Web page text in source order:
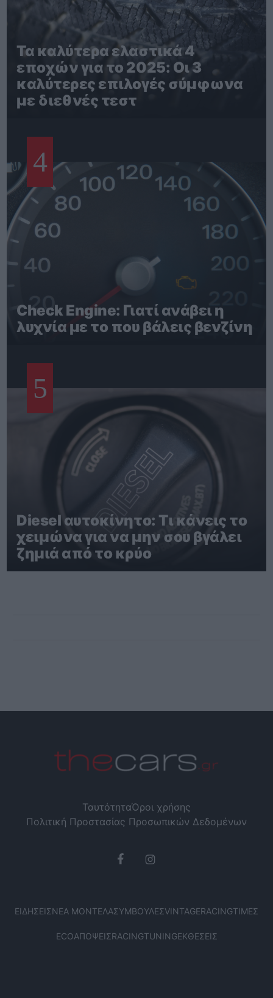
Τα καλύτερα ελαστικά 4
εποχών για το 2025: Οι 3
καλύτερες επιλογές σύμφωνα
με διεθνές τεστ
4
Check Engine: Γιατί ανάβει η
λυχνία με το που βάλεις βενζίνη
5
Diesel αυτοκίνητο: Τι κάνεις το
χειμώνα για να μην σου βγάλει
ζημιά από το κρύο
ΤαυτότηταΌροι χρήσης
Πολιτική Προστασίας Προσωπικών Δεδομένων
ΕΙΔΉΣΕΙΣΝΈΑ ΜΟΝΤΈΛΑΣΥΜΒΟΥΛΈΣVINTAGERACINGΤΙΜΈΣ
ECOΑΠΌΨΕΙΣRACINGTUNINGΕΚΘΈΣΕΙΣ